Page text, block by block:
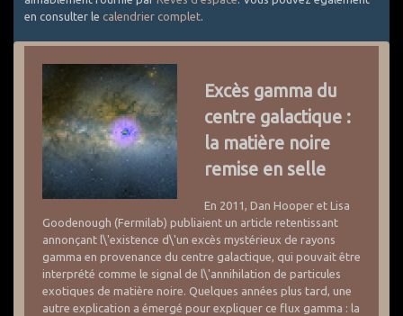
en consulter le calendrier complet.
Excès gamma du
centre galactique :
la matière noire
remise en selle
En 2011, Dan Hooper et Lisa
Goodenough (Fermilab) publiaient un article retentissant
annonçant l\'existence d\'un excès mystérieux de rayons
gamma en provenance du centre galactique, qui pouvait être
interprété comme le signal de l\'annihilation de particules
exotiques de matière noire. Quelques années plus tard, une
autre explication a émergé pour expliquer ce flux gamma : la